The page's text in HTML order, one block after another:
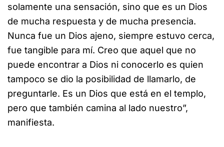
solamente una sensación, sino que es un Dios
de mucha respuesta y de mucha presencia.
Nunca fue un Dios ajeno, siempre estuvo cerca,
fue tangible para mí. Creo que aquel que no
puede encontrar a Dios ni conocerlo es quien
tampoco se dio la posibilidad de llamarlo, de
preguntarle. Es un Dios que está en el templo,
pero que también camina al lado nuestro”,
manifiesta.